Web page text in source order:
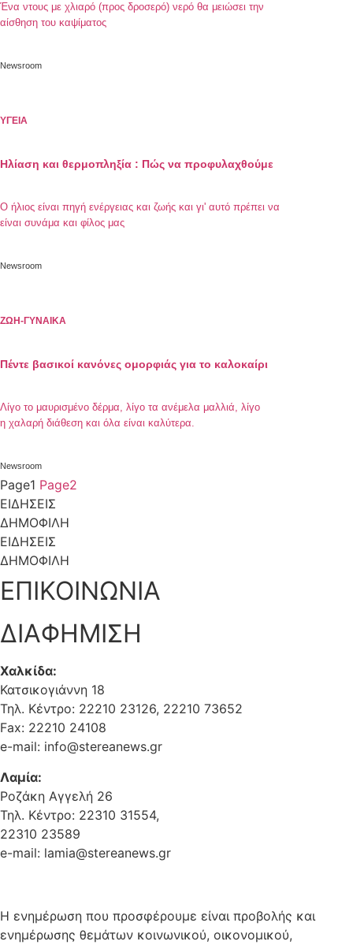
Ένα ντους με χλιαρό (προς δροσερό) νερό θα μειώσει την
αίσθηση του καψίματος
Newsroom
ΥΓΕΙΑ
Ηλίαση και θερμοπληξία : Πώς να προφυλαχθούμε
Ο ήλιος είναι πηγή ενέργειας και ζωής και γι' αυτό πρέπει να
είναι συνάμα και φίλος μας
Newsroom
ΖΩΗ-ΓΥΝΑΙΚΑ
Πέντε βασικοί κανόνες ομορφιάς για το καλοκαίρι
Λίγο το μαυρισμένο δέρμα, λίγο τα ανέμελα μαλλιά, λίγο
η χαλαρή διάθεση και όλα είναι καλύτερα.
Newsroom
Page1 Page2
ΕΙΔΗΣΕΙΣ
ΔΗΜΟΦΙΛΗ
ΕΙΔΗΣΕΙΣ
ΔΗΜΟΦΙΛΗ
ΕΠΙΚΟΙΝΩΝΙΑ
ΔΙΑΦΗΜΙΣΗ
Χαλκίδα:
Κατσικογιάννη 18
Τηλ. Κέντρο: 22210 23126, 22210 73652
Fax: 22210 24108
e-mail: info@stereanews.gr
Λαμία:
Ροζάκη Αγγελή 26
Τηλ. Κέντρο: 22310 31554,
22310 23589
e-mail: lamia@stereanews.gr
Η ενημέρωση που προσφέρουμε είναι προβολής και
ενημέρωσης θεμάτων κοινωνικού, οικονομικού,